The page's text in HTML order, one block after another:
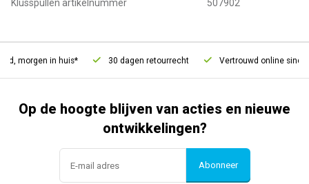
Klusspullen artikelnummer
507902
morgen in huis* 30 dagen retourrecht Vertrouwd online sinds
Op de hoogte blijven van acties en nieuwe
ontwikkelingen?
Abonneer